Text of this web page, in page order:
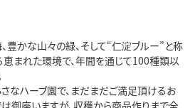
豊かな山々の緑、そして“仁淀ブルー”と称
まれた環境で、年間を通じて100種類以
なハーブ園で、まだまだご満足頂けるお
御座いますが、収穫から商品作りまで全